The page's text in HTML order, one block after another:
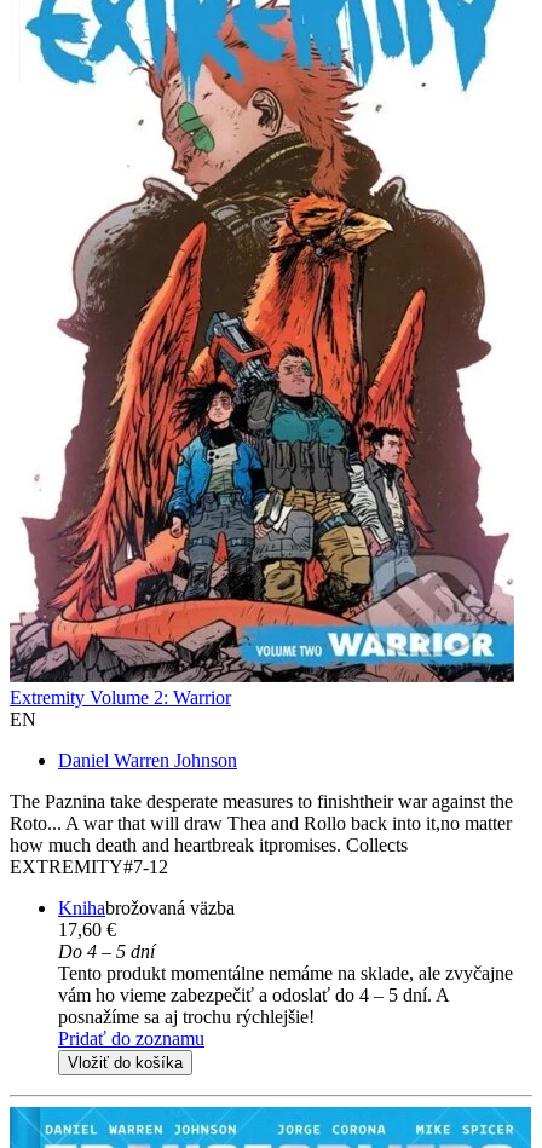
Extremity Volume 2: Warrior
EN
Daniel Warren Johnson
The Paznina take desperate measures to finishtheir war against the
Roto... A war that will draw Thea and Rollo back into it,no matter
how much death and heartbreak itpromises. Collects
EXTREMITY#7-12
Knihabrožovaná väzba
17,60 €
Do 4 – 5 dní
Tento produkt momentálne nemáme na sklade, ale zvyčajne
vám ho vieme zabezpečiť a odoslať do 4 – 5 dní. A
posnažíme sa aj trochu rýchlejšie!
Pridať do zoznamu
Vložiť do košíka